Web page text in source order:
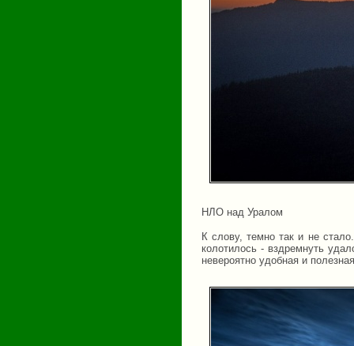
НЛО над Уралом
К слову, темно так и не
колотилось - вздремнуть
невероятно удобная и